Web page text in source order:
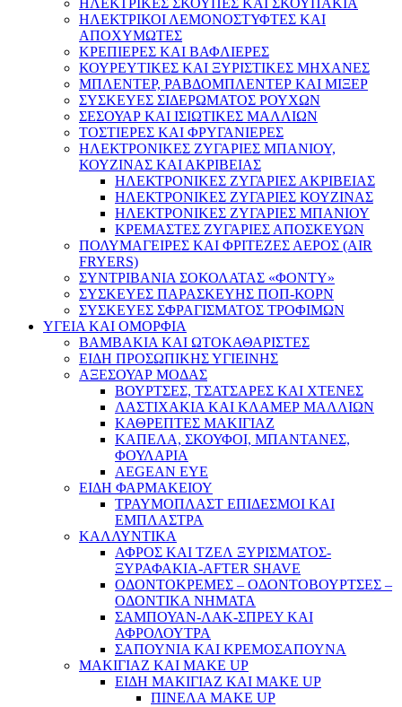
ΗΛΕΚΤΡΙΚΕΣ ΣΚΟΥΠΕΣ ΚΑΙ ΣΚΟΥΠΑΚΙΑ
ΗΛΕΚΤΡΙΚΟΙ ΛΕΜΟΝΟΣΤΥΦΤΕΣ ΚΑΙ
ΑΠΟΧΥΜΩΤΕΣ
ΚΡΕΠΙΕΡΕΣ ΚΑΙ ΒΑΦΛΙΕΡΕΣ
ΚΟΥΡΕΥΤΙΚΕΣ ΚΑΙ ΞΥΡΙΣΤΙΚΕΣ ΜΗΧΑΝΕΣ
ΜΠΛΕΝΤΕΡ, ΡΑΒΔΟΜΠΛΕΝΤΕΡ ΚΑΙ ΜΙΞΕΡ
ΣΥΣΚΕΥΕΣ ΣΙΔΕΡΩΜΑΤΟΣ ΡΟΥΧΩΝ
ΣΕΣΟΥΑΡ ΚΑΙ ΙΣΙΩΤΙΚΕΣ ΜΑΛΛΙΩΝ
ΤΟΣΤΙΕΡΕΣ ΚΑΙ ΦΡΥΓΑΝΙΕΡΕΣ
ΗΛΕΚΤΡΟΝΙΚΕΣ ΖΥΓΑΡΙΕΣ ΜΠΑΝΙΟΥ,
ΚΟΥΖΙΝΑΣ ΚΑΙ ΑΚΡΙΒΕΙΑΣ
ΗΛΕΚΤΡΟΝΙΚΕΣ ΖΥΓΑΡΙΕΣ ΑΚΡΙΒΕΙΑΣ
ΗΛΕΚΤΡΟΝΙΚΕΣ ΖΥΓΑΡΙΕΣ ΚΟΥΖΙΝΑΣ
ΗΛΕΚΤΡΟΝΙΚΕΣ ΖΥΓΑΡΙΕΣ ΜΠΑΝΙΟΥ
ΚΡΕΜΑΣΤΕΣ ΖΥΓΑΡΙΕΣ ΑΠΟΣΚΕΥΩΝ
ΠΟΛΥΜΑΓΕΙΡΕΣ ΚΑΙ ΦΡΙΤΕΖΕΣ ΑΕΡΟΣ (AIR
FRYERS)
ΣΥΝΤΡΙΒΑΝΙΑ ΣΟΚΟΛΑΤΑΣ «ΦΟΝΤΥ»
ΣΥΣΚΕΥΕΣ ΠΑΡΑΣΚΕΥΗΣ ΠΟΠ-ΚΟΡΝ
ΣΥΣΚΕΥΕΣ ΣΦΡΑΓΙΣΜΑΤΟΣ ΤΡΟΦΙΜΩΝ
ΥΓΕΙΑ ΚΑΙ ΟΜΟΡΦΙΑ
ΒΑΜΒΑΚΙΑ ΚΑΙ ΩΤΟΚΑΘΑΡΙΣΤΕΣ
ΕΙΔΗ ΠΡΟΣΩΠΙΚΗΣ ΥΓΙΕΙΝΗΣ
ΑΞΕΣΟΥΑΡ ΜΟΔΑΣ
ΒΟΥΡΤΣΕΣ, ΤΣΑΤΣΑΡΕΣ ΚΑΙ ΧΤΕΝΕΣ
ΛΑΣΤΙΧΑΚΙΑ ΚΑΙ ΚΛΑΜΕΡ ΜΑΛΛΙΩΝ
ΚΑΘΡΕΠΤΕΣ ΜΑΚΙΓΙΑΖ
ΚΑΠΕΛΑ, ΣΚΟΥΦΟΙ, ΜΠΑΝΤΑΝΕΣ,
ΦΟΥΛΑΡΙΑ
AEGEAN EYE
ΕΙΔΗ ΦΑΡΜΑΚΕΙΟΥ
ΤΡΑΥΜΟΠΛΑΣΤ ΕΠΙΔΕΣΜΟΙ ΚΑΙ
ΕΜΠΛΑΣΤΡΑ
ΚΑΛΛΥΝΤΙΚΑ
ΑΦΡΟΣ ΚΑΙ ΤΖΕΛ ΞΥΡΙΣΜΑΤΟΣ-
ΞΥΡΑΦΑΚΙΑ-AFTER SHAVE
ΟΔΟΝΤΟΚΡΕΜΕΣ – ΟΔΟΝΤΟΒΟΥΡΤΣΕΣ –
ΟΔΟΝΤΙΚΑ ΝΗΜΑΤΑ
ΣΑΜΠΟΥΑΝ-ΛΑΚ-ΣΠΡΕΥ ΚΑΙ
ΑΦΡΟΛΟΥΤΡΑ
ΣΑΠΟΥΝΙΑ ΚΑΙ ΚΡΕΜΟΣΑΠΟΥΝΑ
ΜΑΚΙΓΙΑΖ ΚΑΙ MAKE UP
ΕΙΔΗ ΜΑΚΙΓΙΑΖ ΚΑΙ MAKE UP
ΠΙΝΕΛΑ MAKE UP